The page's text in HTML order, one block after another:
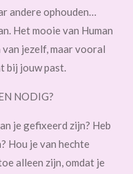
andere ophouden…
Het mooie van Human
jezelf, maar vooral
bij jouw past.
NODIG?
je gefixeerd zijn? Heb
Hou je van hechte
alleen zijn, omdat je